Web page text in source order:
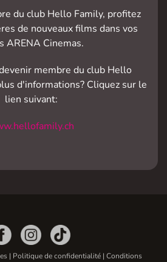
du club Hello Family, profitez
de nouveaux films dans vos
ARENA Cinemas.
membre du club Hello
d'informations? Cliquez sur le
lien suivant:
| Politique de confidentialité| Conditions